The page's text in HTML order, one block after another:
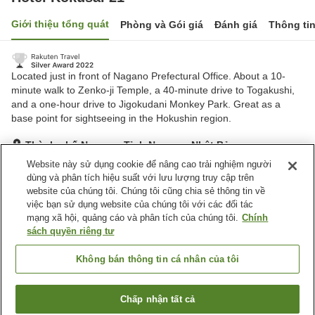
Giới thiệu tổng quát Phòng và Gói giá Đánh giá Thông
Located just in front of Nagano Prefectural Office. About a 10-
minute walk to Zenko-ji Temple, a 40-minute drive to Togakushi,
and a one-hour drive to Jigokudani Monkey Park. Great as a
base point for sightseeing in the Hokushin region.
Thành phố Nagano, Tỉnh Nagano, Nhật Bản
Hiển thị trên bản đồ
Tuyệt vời Đánh giá:1,284lượt
Tiện nghi chỗ nghỉ
Bãi đỗ xe
Phòng xông đá nóng
Nhà hàng
Tỉnh Nagano
Tìm phòng trống
Website này sử dụng cookie để nâng cao trải nghiệm người
dùng và phân tích hiệu suất với lưu lượng truy cập trên
website của chúng tôi. Chúng tôi cũng chia sẻ thông tin về
việc bạn sử dụng website của chúng tôi với các đối tác
mạng xã hội, quảng cáo và phân tích của chúng tôi. Chính
sách quyền riêng tư
Không bán thông tin cá nhân của tôi
Chấp nhận tất cả